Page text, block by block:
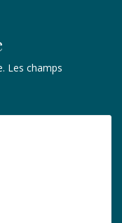
Les champs